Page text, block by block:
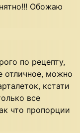
Обожаю
по рецепту,
отличное, можно
кстати
все
что пропорции